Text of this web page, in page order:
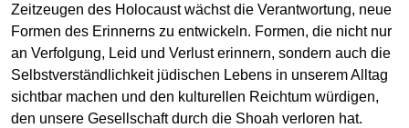
Zeitzeugen des Holocaust wächst die Verantwortung, neue
Formen des Erinnerns zu entwickeln. Formen, die nicht nur
an Verfolgung, Leid und Verlust erinnern, sondern auch die
Selbstverständlichkeit jüdischen Lebens in unserem Alltag
sichtbar machen und den kulturellen Reichtum würdigen,
den unsere Gesellschaft durch die Shoah verloren hat.